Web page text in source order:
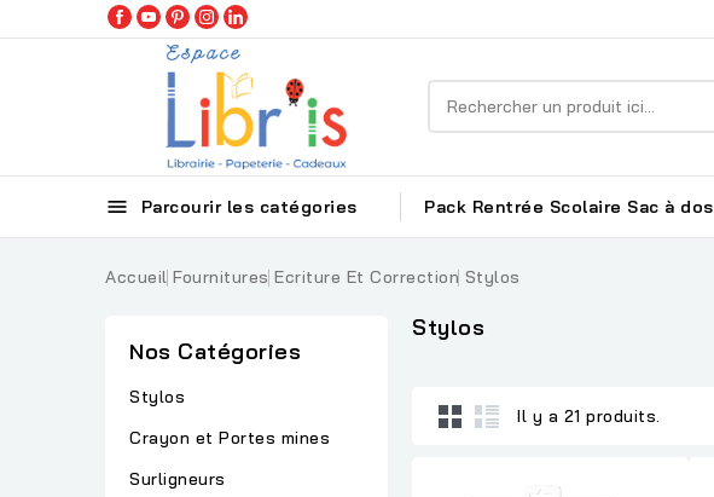
 Parcourir les catégories Pack Rentrée Scolaire Sac à dos
Accueil Fournitures Ecriture Et Correction Stylos
Nos Catégories
Stylos
Crayon et Portes mines
Surligneurs
Stylos
Il y a 21 produits.